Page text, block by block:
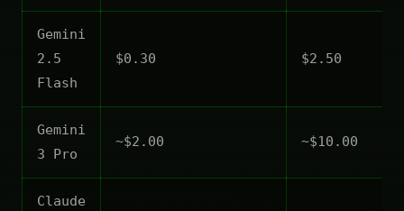
Gemini
2.5
Flash
$0.30 $2.50
Gemini
3 Pro
~$2.00 ~$10.00
Claude